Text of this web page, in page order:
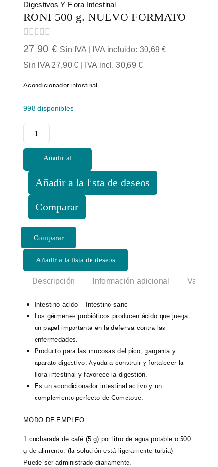
Digestivos Y Flora Intestinal
RONI 500 g. NUEVO FORMATO
0
out
of
5
27,90 € Sin IVA | IVA incluido: 30,69€
Sin IVA 27,90€ | IVA incl.30,69€
Acondicionador intestinal.
998 disponibles
RONI
500
g.
cantidad
Añadir al
carrito
Añadir a la lista de deseos
Comparar
Añadir a la lista de deseos
Descripción Información adicional
Intestino ácido – Intestino sano
Los gérmenes probióticos producen ácido que juega
un papel importante en la defensa contra las
enfermedades.
Producto para las mucosas del pico, garganta y
aparato digestivo. Ayuda a construir y fortalecer la
flora intestinal y favorece la digestión.
Es un acondicionador intestinal activo y un
complemento perfecto de Cometose.
MODO DE EMPLEO
1 cucharada de café (5 g) por litro de agua potable o 500
g de alimento. (la solución está ligeramente turbia)
Puede ser administrado diariamente.